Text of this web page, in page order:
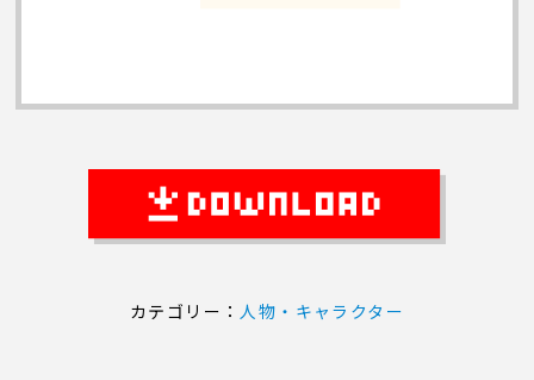
カテゴリー：人物・キャラクター